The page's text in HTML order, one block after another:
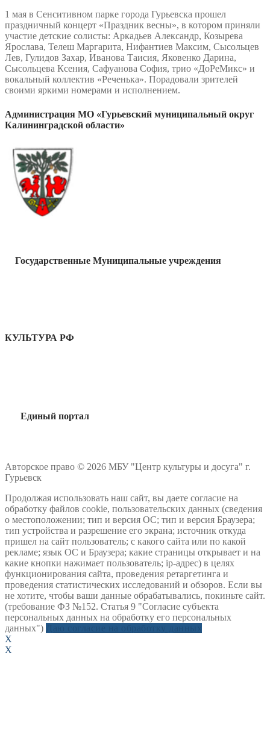
1 мая в Сенситивном парке города Гурьевска прошел
праздничный концерт «Праздник весны», в котором приняли
участие детские солисты: Аркадьев Александр, Козырева
Ярослава, Телеш Маргарита, Нифантиев Максим, Сысольцев
Лев, Гулидов Захар, Иванова Таисия, Яковенко Дарина,
Сысольцева Ксения, Сафуанова София, трио «ДоРеМикс» и
вокальный коллектив «Реченька». Порадовали зрителей
своими яркими номерами и исполнением.
Администрация МО «Гурьевский муниципальный округ
Калининградской области»
Государственные Муниципальные учреждения
КУЛЬТУРА РФ
Единый портал
Авторское право © 2026 МБУ "Центр культуры и досуга" г.
Гурьевск
Продолжая использовать наш сайт, вы даете согласие на
обработку файлов cookie, пользовательских данных (сведения
о местоположении; тип и версия ОС; тип и версия Браузера;
тип устройства и разрешение его экрана; источник откуда
пришел на сайт пользователь; с какого сайта или по какой
рекламе; язык ОС и Браузера; какие страницы открывает и на
какие кнопки нажимает пользователь; ip-адрес) в целях
функционирования сайта, проведения ретаргетинга и
проведения статистических исследований и обзоров. Если вы
не хотите, чтобы ваши данные обрабатывались, покиньте сайт.
(требование ФЗ №152. Статья 9 "Согласие субъекта
персональных данных на обработку его персональных
данных")
X
X